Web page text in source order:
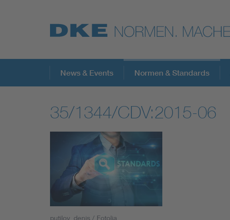
Top-Themen
VDE Fokusthemen
Digital Security
Energy
News & Events Normen & Standards
35/1344/CDV:2015-06
putilov_denis / Fotolia